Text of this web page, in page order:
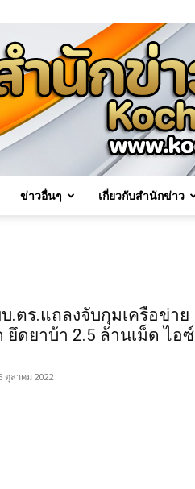
News
ข่าวอื่นๆ เกี่ยวกับสำนักข่าว
.ตร.แถลงจับกุมเครือข่าย
ยึดยาบ้า 2.5 ล้านเม็ด ไอซ์
ตุลาคม 2022